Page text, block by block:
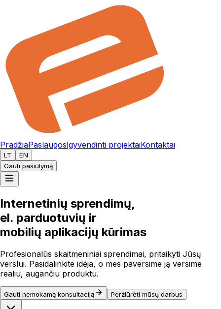
PradžiaPaslaugosĮgyvendinti projektaiKontaktai
LT
EN
Gauti pasiūlymą
Internetinių sprendimų,
el. parduotuvių ir
mobilių aplikacijų kūrimas
Profesionalūs skaitmeniniai sprendimai, pritaikyti Jūsų
verslui. Pasidalinkite idėja, o mes paversime ją versime
realiu, augančiu produktu.
Gauti nemokamą konsultaciją Peržiūrėti mūsų darbus